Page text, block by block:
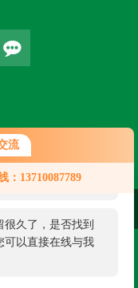
流
：13710087789
咨询，很高兴为您
咨询什么问题呢？
很久了，是否找到
可以直接在线与我
器、环境